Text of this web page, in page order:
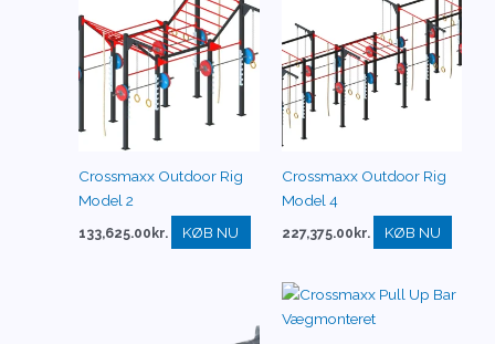
Crossmaxx Outdoor Rig
Model 2
133,625.00 kr. KØB NU
Crossmaxx Outdoor Rig
Model 4
227,375.00 kr. KØB NU